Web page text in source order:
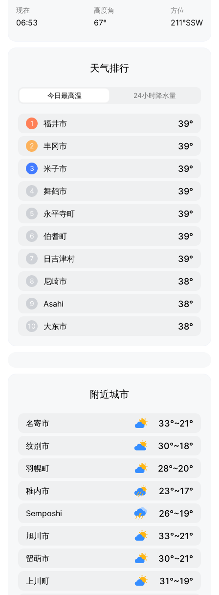
现在
06:53
高度角
67°
方位
211°SSW
天气排行
今日最高温 24小时降水量
1 福井市 39°
2 丰冈市 39°
3 米子市 39°
4 舞鹤市 39°
5 永平寺町 39°
6 伯耆町 39°
7 日吉津村 39°
8 尼崎市 38°
9 Asahi 38°
10 大东市 38°
附近城市
名寄市 33°~21°
纹别市 30°~18°
羽幌町 28°~20°
稚内市 23°~17°
Semposhi 26°~19°
旭川市 33°~21°
留萌市 30°~21°
上川町 31°~19°